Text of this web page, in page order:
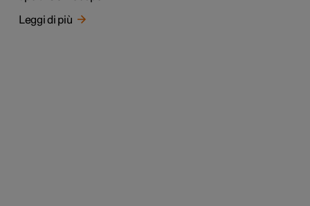
Leggi di più